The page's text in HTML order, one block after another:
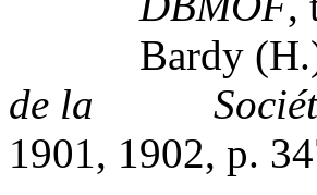
Bardy
de la Société
1901, 1902, p.